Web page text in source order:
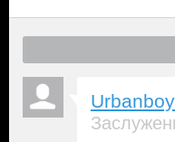
Urbanboy